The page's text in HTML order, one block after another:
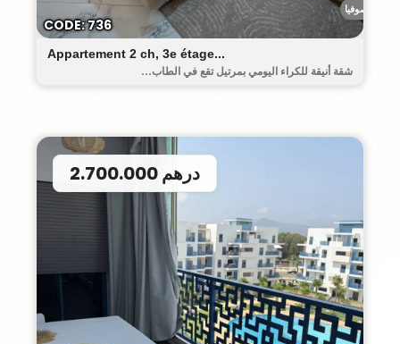
رياض صوفيا
Appartement 2 ch, 3e étage...
شقة أنيقة للكراء اليومي بمرتيل تقع في الطاب...
CODE: 736
2.700.000 درهم